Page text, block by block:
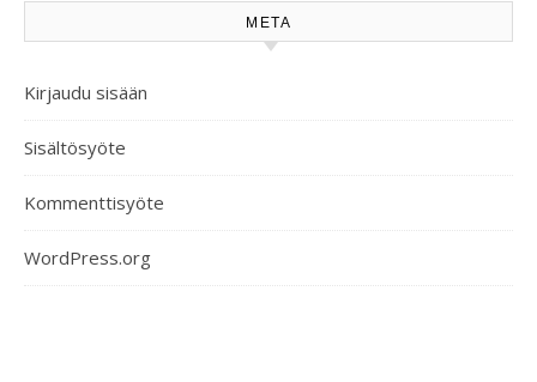
META
Kirjaudu sisään
Sisältösyöte
Kommenttisyöte
WordPress.org